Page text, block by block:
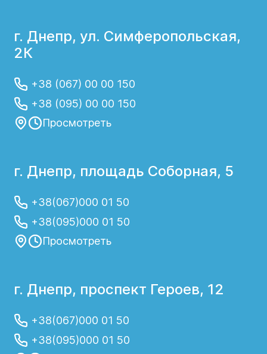
г. Днепр, ул. Симферопольская,
2К
+38 (067) 00 00 150
+38 (095) 00 00 150
Просмотреть
г. Днепр, площадь Соборная, 5
+38(067)000 01 50
+38(095)000 01 50
Просмотреть
г. Днепр, проспект Героев, 12
+38(067)000 01 50
+38(095)000 01 50